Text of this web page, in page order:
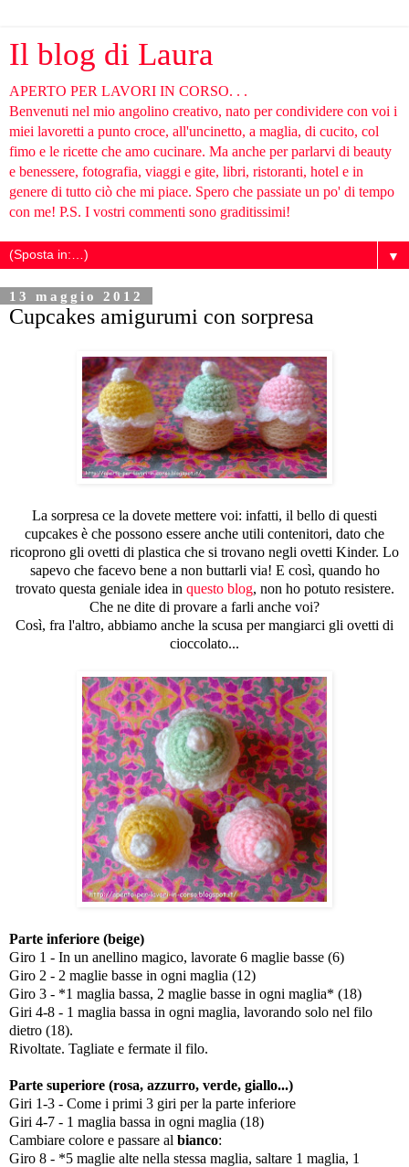
Il blog di Laura
APERTO PER LAVORI IN CORSO. . .
Benvenuti nel mio angolino creativo, nato per condividere con voi i
miei lavoretti a punto croce, all'uncinetto, a maglia, di cucito, col
fimo e le ricette che amo cucinare. Ma anche per parlarvi di beauty
e benessere, fotografia, viaggi e gite, libri, ristoranti, hotel e in
genere di tutto ciò che mi piace. Spero che passiate un po' di tempo
con me! P.S. I vostri commenti sono graditissimi!
▼
13 maggio 2012
Cupcakes amigurumi con sorpresa
La sorpresa ce la dovete mettere voi: infatti, il bello di questi
cupcakes è che possono essere anche utili contenitori, dato che
ricoprono gli ovetti di plastica che si trovano negli ovetti Kinder. Lo
sapevo che facevo bene a non buttarli via! E così, quando ho
trovato questa geniale idea in questo blog, non ho potuto resistere.
Che ne dite di provare a farli anche voi?
Così, fra l'altro, abbiamo anche la scusa per mangiarci gli ovetti di
cioccolato...
Parte inferiore (beige)
Giro 1 - In un anellino magico, lavorate 6 maglie basse (6)
Giro 2 - 2 maglie basse in ogni maglia (12)
Giro 3 - *1 maglia bassa, 2 maglie basse in ogni maglia* (18)
Giri 4-8 - 1 maglia bassa in ogni maglia, lavorando solo nel filo
dietro (18).
Rivoltate. Tagliate e fermate il filo.
Parte superiore (rosa, azzurro, verde, giallo...)
Giri 1-3 - Come i primi 3 giri per la parte inferiore
Giri 4-7 - 1 maglia bassa in ogni maglia (18)
Cambiare colore e passare al bianco:
Giro 8 - *5 maglie alte nella stessa maglia, saltare 1 maglia, 1